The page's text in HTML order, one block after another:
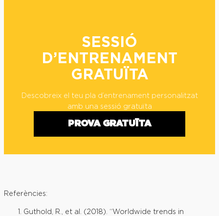
SESSIÓ
D’ENTRENAMENT
GRATUÏTA
Descobreix el teu pla d’entrenament personalitzat
amb una sessió gratuïta
PROVA GRATUÏTA
Referències:
Guthold, R., et al. (2018). “Worldwide trends in